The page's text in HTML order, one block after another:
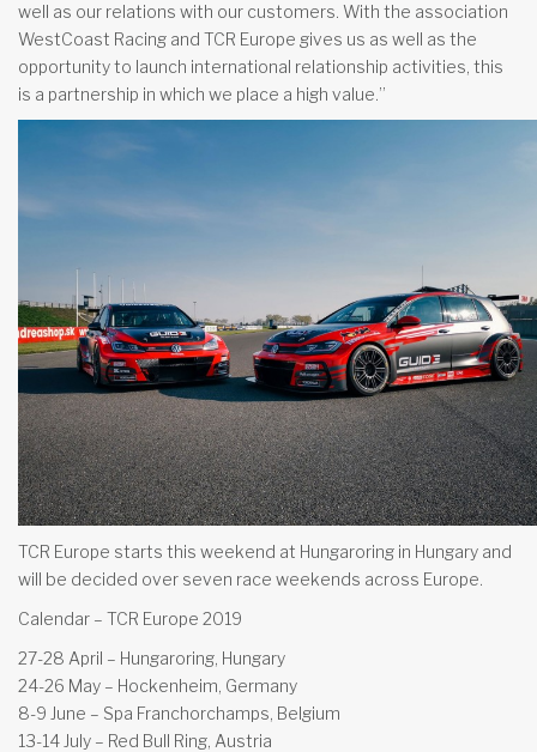
well as our relations with our customers. With the association
WestCoast Racing and TCR Europe gives us as well as the
opportunity to launch international relationship activities, this
is a partnership in which we place a high value.”
TCR Europe starts this weekend at Hungaroring in Hungary and
will be decided over seven race weekends across Europe.
Calendar – TCR Europe 2019
27-28 April – Hungaroring, Hungary
24-26 May – Hockenheim, Germany
8-9 June – Spa Franchorchamps, Belgium
13-14 July – Red Bull Ring, Austria